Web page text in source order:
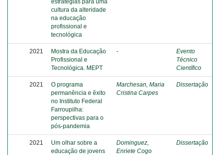
estratégias para uma
cultura da alteridade
na educação
profissional e
tecnológica
2021
Mostra da Educação
Profissional e
Tecnológica. MEPT
-
Evento
Técnico
Científico
2021
O programa
permanência e êxito
no Instituto Federal
Farroupilha:
perspectivas para o
pós-pandemia
Marchesan, Maria
Cristina Carpes
Dissertação
2021
Um olhar sobre a
educação de jovens
Dominguez,
Enriete Cogo
Dissertação